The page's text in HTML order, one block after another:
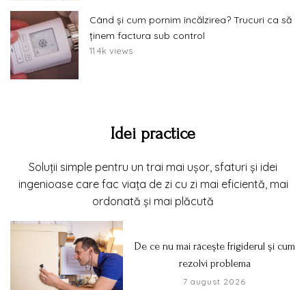
Când și cum pornim încălzirea? Trucuri ca să
ținem factura sub control
11.4k views
Idei practice
Soluții simple pentru un trai mai ușor, sfaturi și idei
ingenioase care fac viața de zi cu zi mai eficientă, mai
ordonată și mai plăcută
De ce nu mai răcește frigiderul și cum
rezolvi problema
7 august 2026